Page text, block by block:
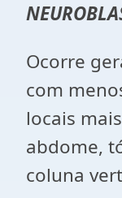
Ocorre
com
locais
abdome,
coluna